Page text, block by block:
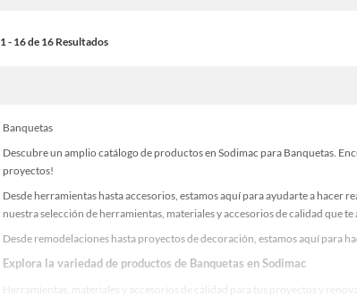
1 - 16 de 16 Resultados
Banquetas
Descubre un amplio catálogo de productos en Sodimac para Banquetas.
proyectos!
Desde herramientas hasta accesorios, estamos aquí para ayudarte a hacer
nuestra selección de herramientas, materiales y accesorios de calidad que te
Desde remodelaciones hasta proyectos de decoración, estamos aquí para
Explora la variedad de productos de Banquetas en Sodimac
Herramientas, materiales y accesorios de calidad para tus proyectos y